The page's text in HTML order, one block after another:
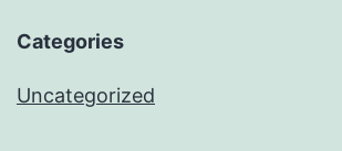
Categories
Uncategorized